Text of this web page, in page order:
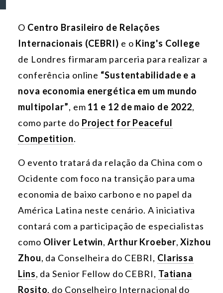
O Centro Brasileiro de Relações
Internacionais (CEBRI) e o King's College
de Londres firmaram parceria para realizar a
conferência online “Sustentabilidade e a
nova economia energética em um mundo
multipolar”, em 11 e 12 de maio de 2022,
como parte do Project for Peaceful
Competition.
O evento tratará da relação da China com o
Ocidente com foco na transição para uma
economia de baixo carbono e no papel da
América Latina neste cenário. A iniciativa
contará com a participação de especialistas
como Oliver Letwin,Arthur Kroeber,Xizhou
Zhou, da Conselheira do CEBRI, Clarissa
Lins, da Senior Fellow do CEBRI, Tatiana
Rosito, do Conselheiro Internacional do